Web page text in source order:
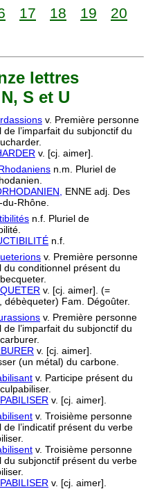
17 18 19
20
lettres
S et U
v. Première personne
de l’imparfait du subjonctif du
v. [cj. aimer].
n.m. Pluriel de
ENNE adj. Des
Rhône.
n.f. Pluriel de
n.f.
v. Première personne
du conditionnel présent du
v. [cj. aimer]. (=
débèqueter) Fam. Dégoûter.
v. Première personne
de l’imparfait du subjonctif du
v. [cj. aimer].
(un métal) du carbone.
v. Participe présent du
v. [cj. aimer].
v. Troisième personne
de l’indicatif présent du verbe
v. Troisième personne
du subjonctif présent du verbe
v. [cj. aimer].